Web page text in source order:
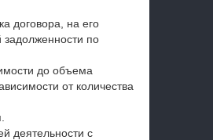
договора, на его
по
до объема
от количества
деятельности с